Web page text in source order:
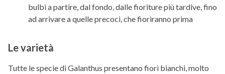
bulbi a partire, dal fondo, dalle fioriture più tardive, fino
ad arrivare a quelle precoci, che fioriranno prima
Le varietà
Tutte le specie di Galanthus presentano fiori bianchi, molto